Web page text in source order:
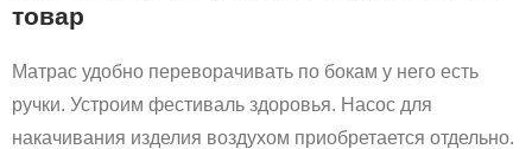
товар
Матрас удобно переворачивать по бокам у него есть
ручки. Устроим фестиваль здоровья. Насос для
накачивания изделия воздухом приобретается отдельно.